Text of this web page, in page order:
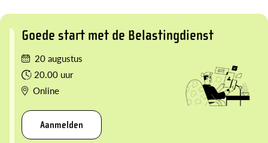
Goede start met de Belastingdienst
20 augustus
20.00 uur
Online
Aanmelden